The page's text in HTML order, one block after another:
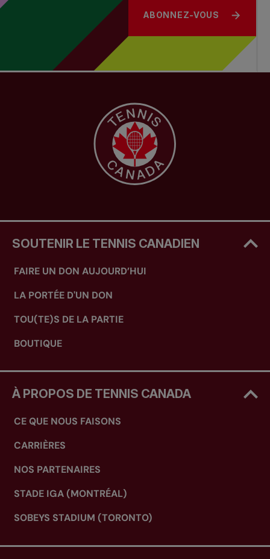
ABONNEZ-VOUS
SOUTENIR LE TENNIS CANADIEN
FAIRE UN DON AUJOURD’HUI
LA PORTÉE D'UN DON
TOU(TE)S DE LA PARTIE
BOUTIQUE
À PROPOS DE TENNIS CANADA
CE QUE NOUS FAISONS
CARRIÈRES
NOS PARTENAIRES
STADE IGA (MONTRÉAL)
SOBEYS STADIUM (TORONTO)